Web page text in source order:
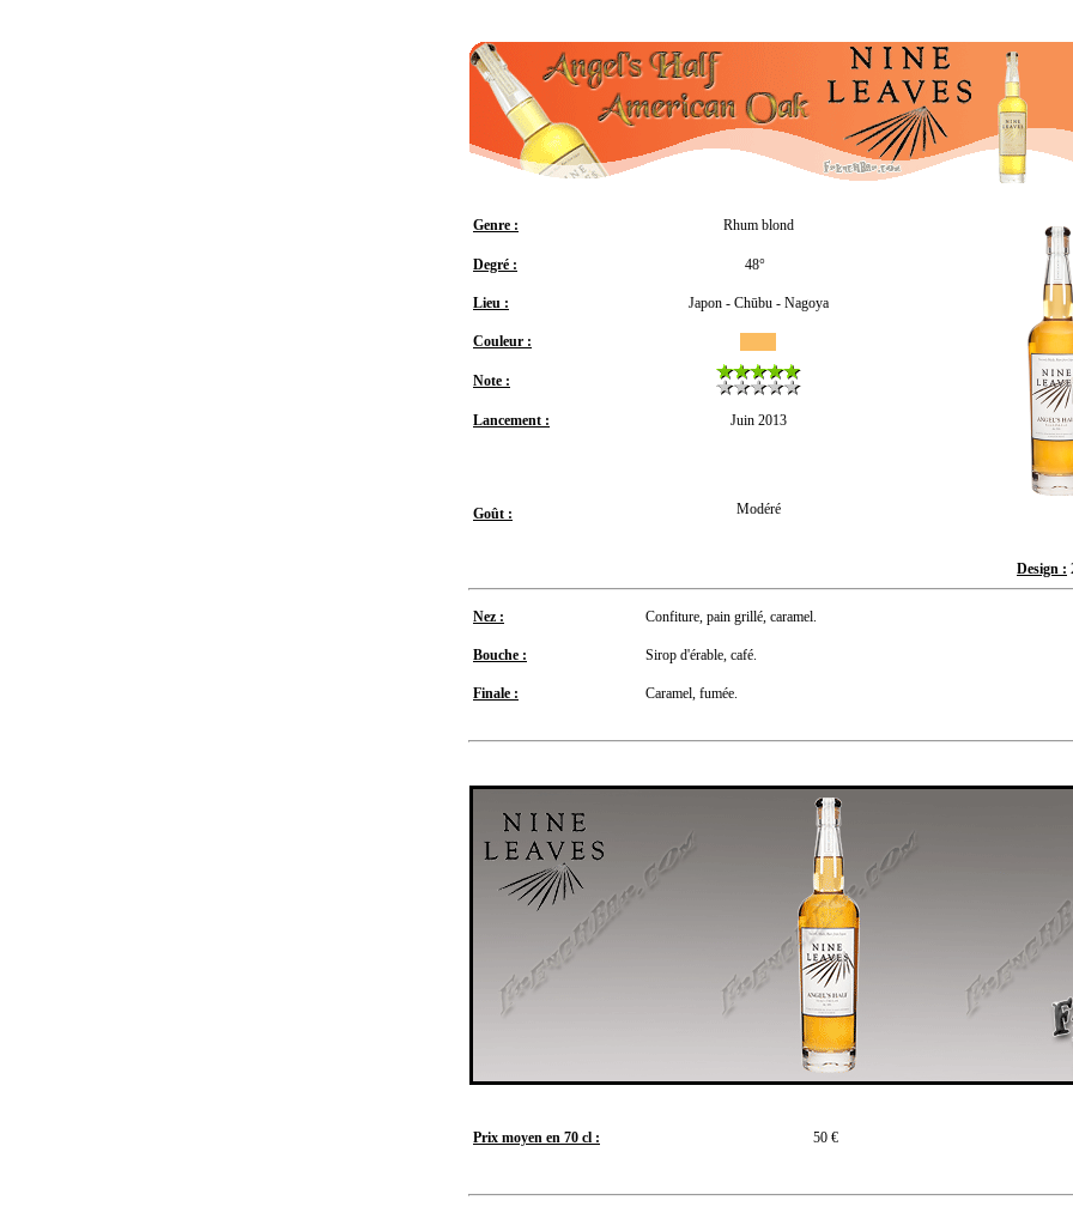
Design :
Genre : Rhum blond
Degré : 48°
Lieu : Japon - Chūbu - Nagoya
Couleur :
Note :
Lancement : Juin 2013
Goût : Modéré
Nez : Confiture, pain grillé, caramel.
Bouche : Sirop d'érable, café.
Finale : Caramel, fumée.
Prix moyen en 70 cl : 50 €